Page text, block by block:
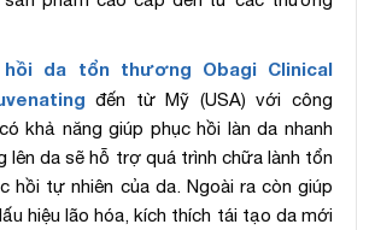
hồi da tổn thương Obagi Clinical
đến từ Mỹ (USA) với công
khả năng giúp phục hồi làn da nhanh
lên da sẽ hỗ trợ quá trình chữa lành tổn
hồi tự nhiên của da. Ngoài ra còn giúp
hiệu lão hóa, kích thích tái tạo da mới